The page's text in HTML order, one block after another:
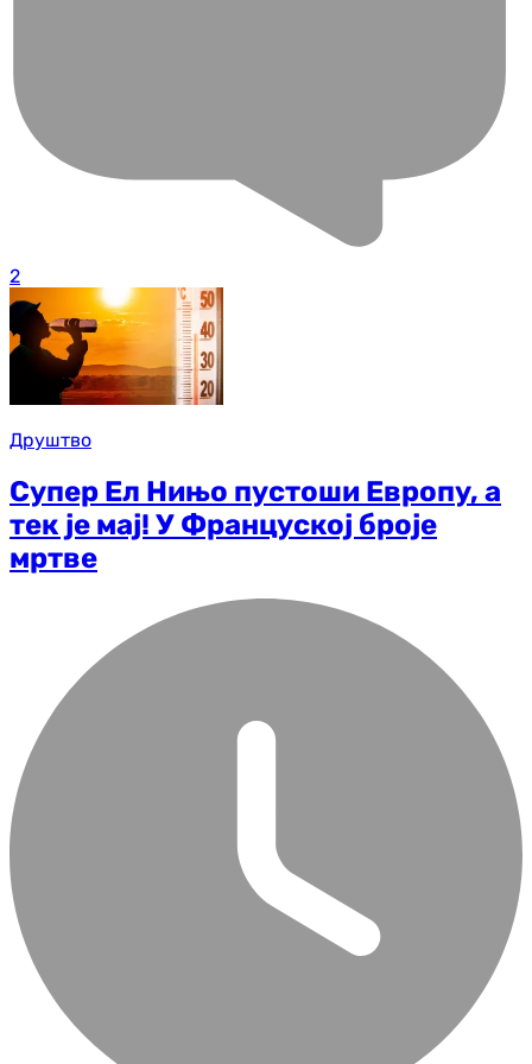
2
Друштво
Супер Ел Нињо пустоши Европу, а
тек је мај! У Француској броје
мртве